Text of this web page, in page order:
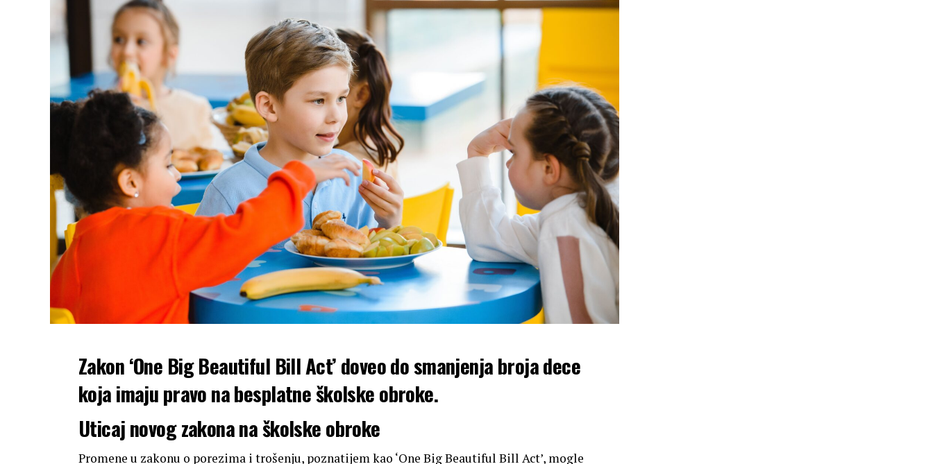
Zakon ‘One Big Beautiful Bill Act’ doveo do smanjenja broja dece
koja imaju pravo na besplatne školske obroke.
Uticaj novog zakona na školske obroke
Promene u zakonu o porezima i trošenju, poznatijem kao ‘One Big Beautiful Bill Act’, mogle